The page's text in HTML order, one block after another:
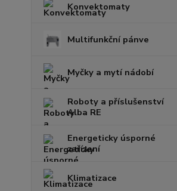
Konvektomaty
Multifunkční pánve
Myčky a mytí nádobí
Roboty a příslušenství
Alba RE
Energeticky úsporné
zařízení
Klimatizace